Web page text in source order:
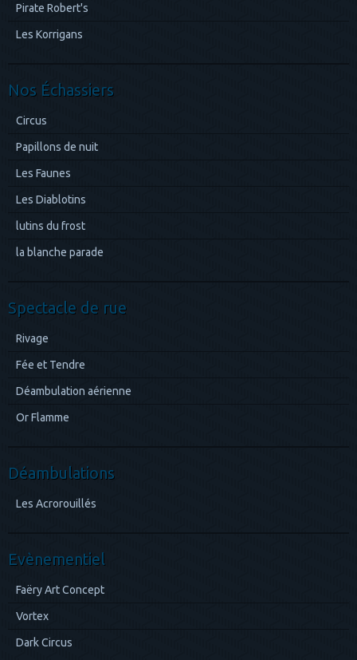
Pirate Robert's
Les Korrigans
Nos Échassiers
Circus
Papillons de nuit
Les Faunes
Les Diablotins
lutins du frost
la blanche parade
Spectacle de rue
Rivage
Fée et Tendre
Déambulation aérienne
Or Flamme
Déambulations
Les Acrorouillés
Evènementiel
Faëry Art Concept
Vortex
Dark Circus